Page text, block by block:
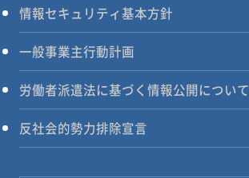
情報セキュリティ基本方針
一般事業主行動計画
労働者派遣法に基づく情報公開について
反社会的勢力排除宣言